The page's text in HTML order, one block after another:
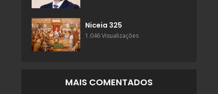
Niceia 325
1.046 Visualizações
MAIS COMENTADOS